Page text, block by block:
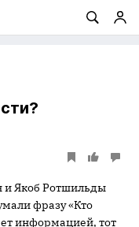
и Якоб Ротшильды
фразу «Кто
информацией, тот